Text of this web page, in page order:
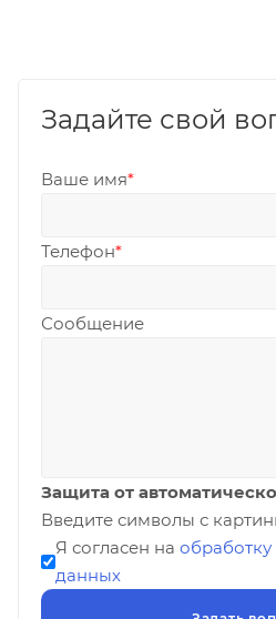
Задайте свой
Ваше имя*
Телефон*
Сообщение
Защита от
Введите символы с
Я согласен на
данных